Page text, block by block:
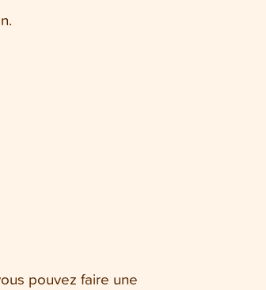
pouvez faire une